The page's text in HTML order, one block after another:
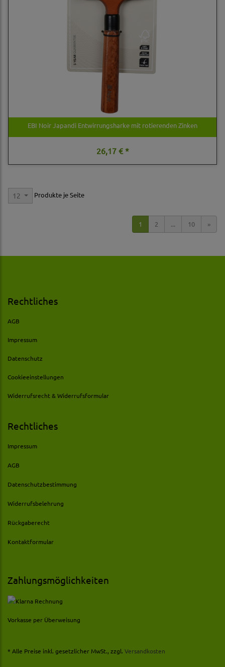
EBI Noir Japandi Entwirrungsharke mit rotierenden Zinken
26,17 € *
12 Produkte je Seite
1 2 ... 10 »
Rechtliches
AGB
Impressum
Datenschutz
Cookieeinstellungen
Widerrufsrecht & Widerrufsformular
Rechtliches
Impressum
AGB
Datenschutzbestimmung
Widerrufsbelehrung
Rückgaberecht
Kontaktformular
Zahlungsmöglichkeiten
Vorkasse per Überweisung
* Alle Preise inkl. gesetzlicher MwSt., zzgl. Versandkosten